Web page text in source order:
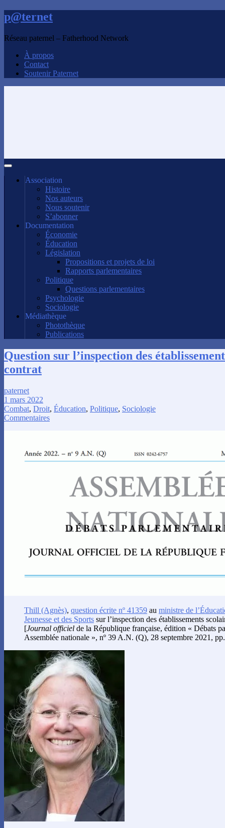
p@ternet
Réseau paternel – Fatherhood Network
À propos
Contact
Soutenir Paternet
Association
Histoire
Nos auteurs
Nous soutenir
S’abonner
Documentation
Économie
Éducation
Législation
Propositions et projets de loi
Rapports parlementaires
Politique
Questions parlementaires
Psychologie
Sociologie
Médiathèque
Photothèque
Publications
Question sur l’inspection des
contrat
paternet
1 mars 2022
Combat, Droit, Éducation, Politique, Sociologie
Commentaires
Thill (Agnès), question écrite nº 41359 au ministre de
Jeunesse et des Sports sur l’inspection des établissements
[Journal officiel de la République française, édition « Débats
Assemblée nationale », nº 39 A.N. (Q), 28 septembre 2021,